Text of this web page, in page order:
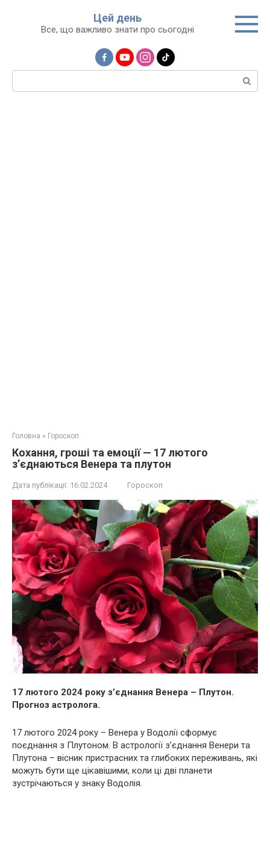
Цей день
Все, що важливо знати про сьогодні
Пошук:
Головна » Гороскоп
Кохання, гроші та емоції — 17 лютого
з’єднаються Венера та плутон
Дата публікації: 16.02.2024 Гороскоп
17 лютого 2024 року з’єднання Венера – Плутон.
Прогноз астролога.
17 лютого 2024 року – Венера у Водолії сформує
поєднання з Плутоном. В астрології з’єднання Венери та
Плутона – вісник пристрасних та глибоких переживань, які
можуть бути ще цікавішими, коли ці дві планети
зустрічаються у знаку Водолія.